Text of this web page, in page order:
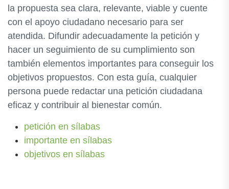
la propuesta sea clara, relevante, viable y cuente
con el apoyo ciudadano necesario para ser
atendida. Difundir adecuadamente la petición y
hacer un seguimiento de su cumplimiento son
también elementos importantes para conseguir los
objetivos propuestos. Con esta guía, cualquier
persona puede redactar una petición ciudadana
eficaz y contribuir al bienestar común.
petición en sílabas
importante en sílabas
objetivos en sílabas